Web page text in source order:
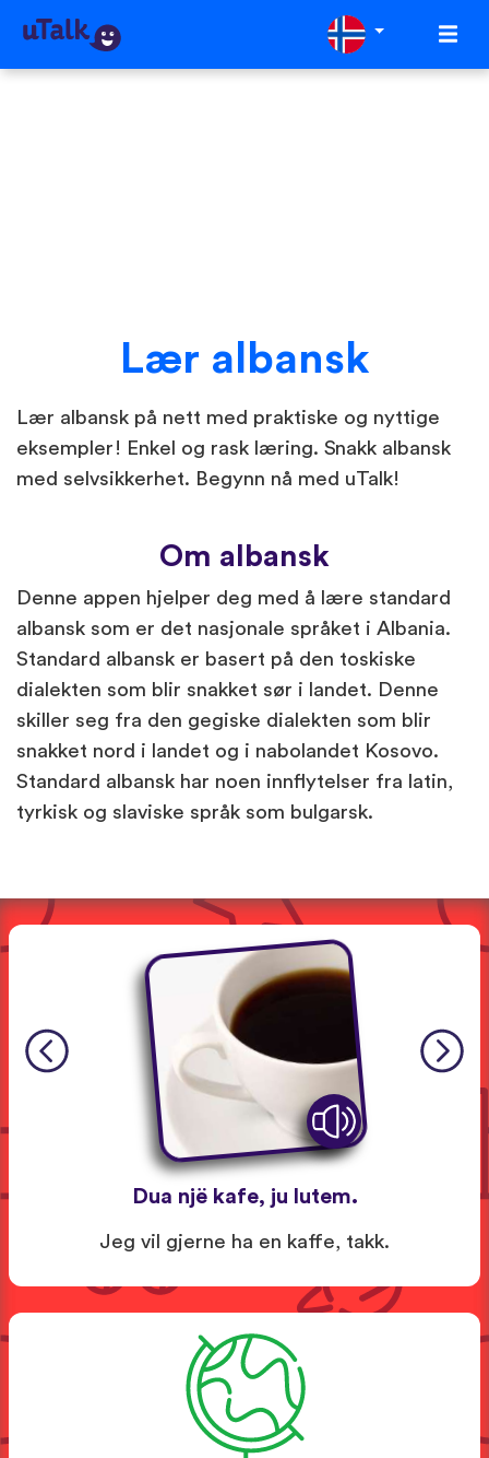
Lær albansk
Lær albansk på nett med praktiske og nyttige
eksempler! Enkel og rask læring. Snakk albansk
med selvsikkerhet. Begynn nå med uTalk!
Om albansk
Denne appen hjelper deg med å lære standard
albansk som er det nasjonale språket i Albania.
Standard albansk er basert på den toskiske
dialekten som blir snakket sør i landet. Denne
skiller seg fra den gegiske dialekten som blir
snakket nord i landet og i nabolandet Kosovo.
Standard albansk har noen innflytelser fra latin,
tyrkisk og slaviske språk som bulgarsk.
Dua një kafe, ju lutem.
Jeg vil gjerne ha en kaffe, takk.